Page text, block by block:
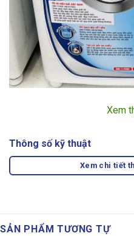
Xem
Thông số kỹ thuật
Xem chi tiết
SẢN PHẨM TƯƠNG TỰ